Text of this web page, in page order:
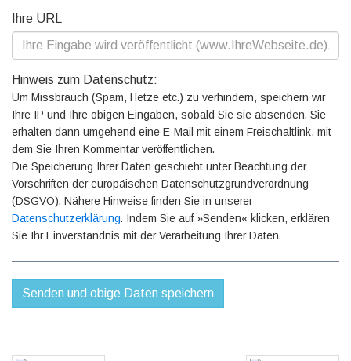
Ihre URL
Hinweis zum Datenschutz:
Um Missbrauch (Spam, Hetze etc.) zu verhindern, speichern wir
Ihre IP und Ihre obigen Eingaben, sobald Sie sie absenden. Sie
erhalten dann umgehend eine E-Mail mit einem Freischaltlink, mit
dem Sie Ihren Kommentar veröffentlichen.
Die Speicherung Ihrer Daten geschieht unter Beachtung der
Vorschriften der europäischen Datenschutzgrundverordnung
(DSGVO). Nähere Hinweise finden Sie in unserer
Datenschutzerklärung. Indem Sie auf »Senden« klicken, erklären
Sie Ihr Einverständnis mit der Verarbeitung Ihrer Daten.